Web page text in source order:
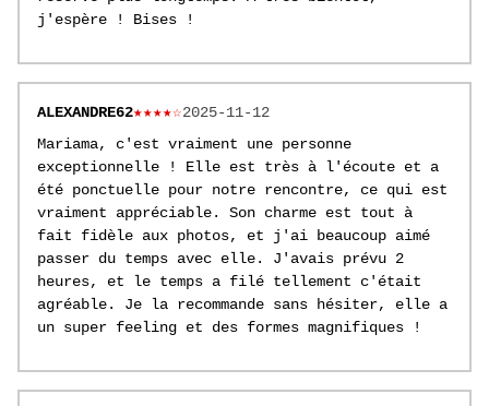
j'espère ! Bises !
ALEXANDRE62★★★★☆2025-11-12
Mariama, c'est vraiment une personne
exceptionnelle ! Elle est très à l'écoute et a
été ponctuelle pour notre rencontre, ce qui est
vraiment appréciable. Son charme est tout à
fait fidèle aux photos, et j'ai beaucoup aimé
passer du temps avec elle. J'avais prévu 2
heures, et le temps a filé tellement c'était
agréable. Je la recommande sans hésiter, elle a
un super feeling et des formes magnifiques !